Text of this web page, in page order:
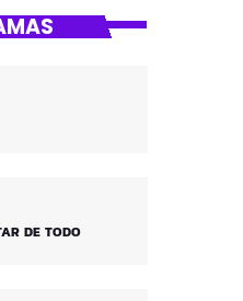
tarde de los
DE TODO